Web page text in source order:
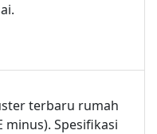
terbaru rumah
minus). Spesifikasi